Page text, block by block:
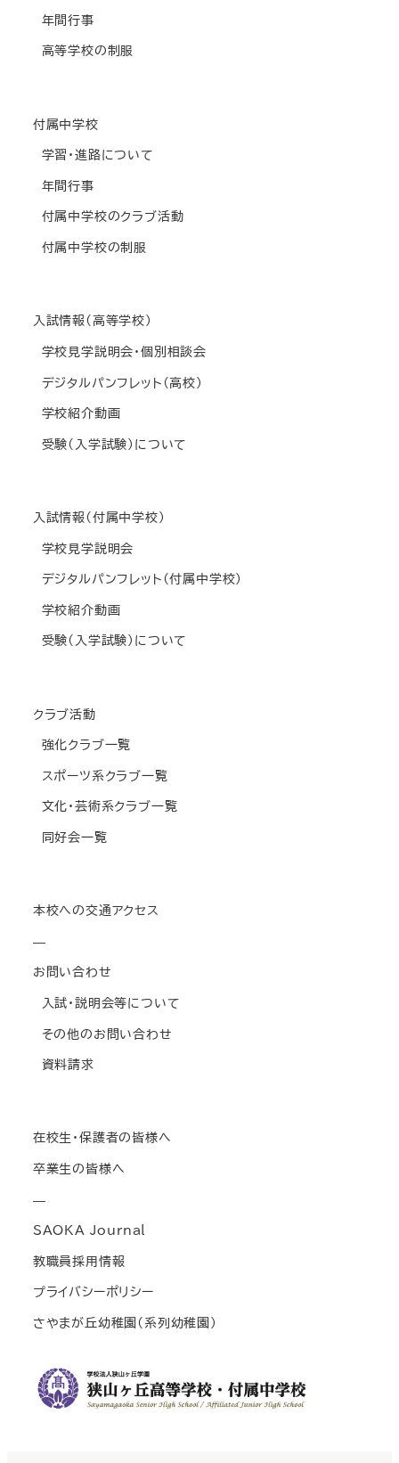
年間行事
高等学校の制服
付属中学校
学習・進路について
年間行事
付属中学校のクラブ活動
付属中学校の制服
入試情報(高等学校)
学校見学説明会・個別相談会
デジタルパンフレット(高校)
学校紹介動画
受験(入学試験)について
入試情報(付属中学校)
学校見学説明会
デジタルパンフレット(付属中学校)
学校紹介動画
受験(入学試験)について
クラブ活動
強化クラブ一覧
スポーツ系クラブ一覧
文化・芸術系クラブ一覧
同好会一覧
本校への交通アクセス
—
お問い合わせ
入試・説明会等について
その他のお問い合わせ
資料請求
在校生・保護者の皆様へ
卒業生の皆様へ
—
SAOKA Journal
教職員採用情報
プライバシーポリシー
さやまが丘幼稚園(系列幼稚園)